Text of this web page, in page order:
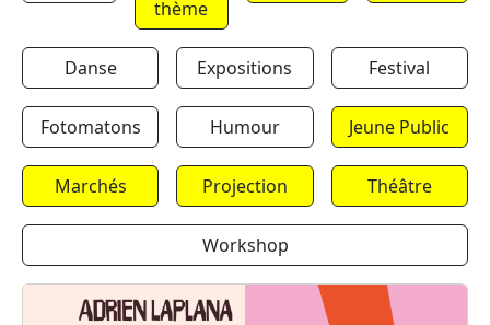
thème
Danse Expositions Festival
Fotomatons Humour Jeune Public
Marchés Projection Théâtre
Workshop